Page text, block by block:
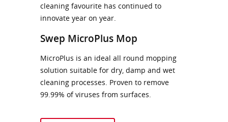
cleaning favourite has continued to
innovate year on year.
Swep MicroPlus Mop​​​​​​​​​​​​​​
MicroPlus is an ideal all round mopping
solution suitable for dry, damp and wet
cleaning processes. Proven to remove
99.99% of viruses from surfaces.